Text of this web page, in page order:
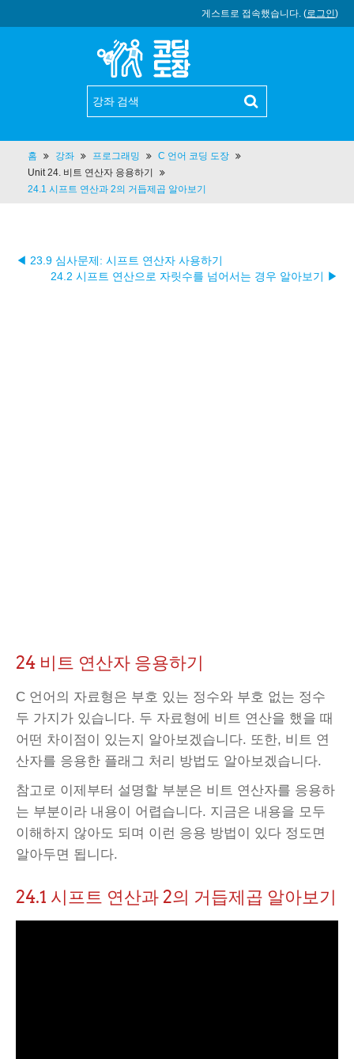
게스트로 접속했습니다. (로그인)
홈 강좌 프로그래밍
C 언어 코딩 도장
Unit 24. 비트 연산자 응용하기
24.1 시프트 연산과 2의 거듭제곱 알아보기
◀ 23.9 심사문제: 시프트 연산자 사용하기
24.2 시프트 연산으로 자릿수를 넘어서는 경우 알아보기 ▶︎
24 비트 연산자 응용하기
C 언어의 자료형은 부호 있는 정수와 부호 없는 정수
두 가지가 있습니다. 두 자료형에 비트 연산을 했을 때
어떤 차이점이 있는지 알아보겠습니다. 또한, 비트 연
산자를 응용한 플래그 처리 방법도 알아보겠습니다.
참고로 이제부터 설명할 부분은 비트 연산자를 응용하
는 부분이라 내용이 어렵습니다. 지금은 내용을 모두
이해하지 않아도 되며 이런 응용 방법이 있다 정도면
알아두면 됩니다.
24.1 시프트 연산과 2의 거듭제곱 알아보기